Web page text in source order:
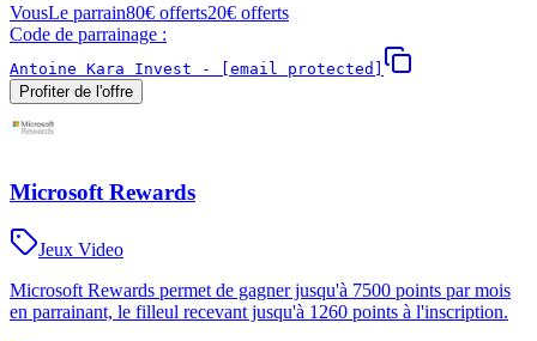
VousLe parrain80€ offerts20€ offerts
Code de parrainage :
Antoine Kara Invest -
[email protected]
Profiter de l'offre
Microsoft Rewards
Jeux Video
Microsoft Rewards permet de gagner jusqu'à 7500 points par mois
en parrainant, le filleul recevant jusqu'à 1260 points à l'inscription.